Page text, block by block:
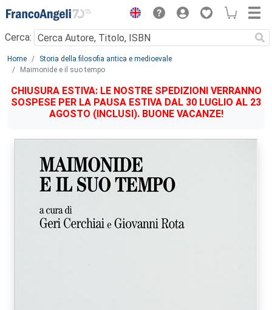
Menu
Cerca:
Main content
Home
Storia della filosofia antica e medioevale
Maimonide e il suo tempo
CHIUSURA ESTIVA: LE NOSTRE SPEDIZIONI VERRANNO
SOSPESE PER LA PAUSA ESTIVA DAL 30 LUGLIO AL 23
AGOSTO (INCLUSI). BUONE VACANZE!